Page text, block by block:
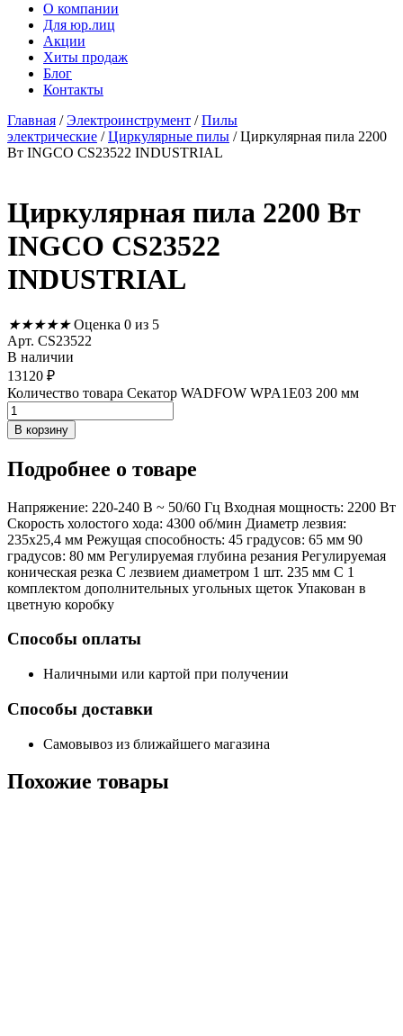
О компании
Для юр.лиц
Акции
Хиты продаж
Блог
Контакты
Главная /Электроинструмент /Пилы
электрические /Циркулярные пилы / Циркулярная пила 2200
Вт INGCO CS23522 INDUSTRIAL
Циркулярная пила 2200 Вт
INGCO CS23522
INDUSTRIAL
★★★★★ Оценка 0 из 5
Арт. CS23522
В наличии
13120 ₽
Количество товара Секатор WADFOW WPA1E03 200 мм
В корзину
Подробнее о товаре
Напряжение: 220-240 В ~ 50/60 Гц Входная мощность: 2200 Вт
Скорость холостого хода: 4300 об/мин Диаметр лезвия:
235x25,4 мм Режущая способность: 45 градусов: 65 мм 90
градусов: 80 мм Регулируемая глубина резания Регулируемая
коническая резка С лезвием диаметром 1 шт. 235 мм С 1
комплектом дополнительных угольных щеток Упакован в
цветную коробку
Способы оплаты
Наличными или картой при получении
Способы доставки
Самовывоз из ближайшего магазина
Похожие товары